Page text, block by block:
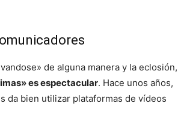
de alguna manera y la eclosión,
es espectacular. Hace unos años,
da bien utilizar plataformas de vídeos